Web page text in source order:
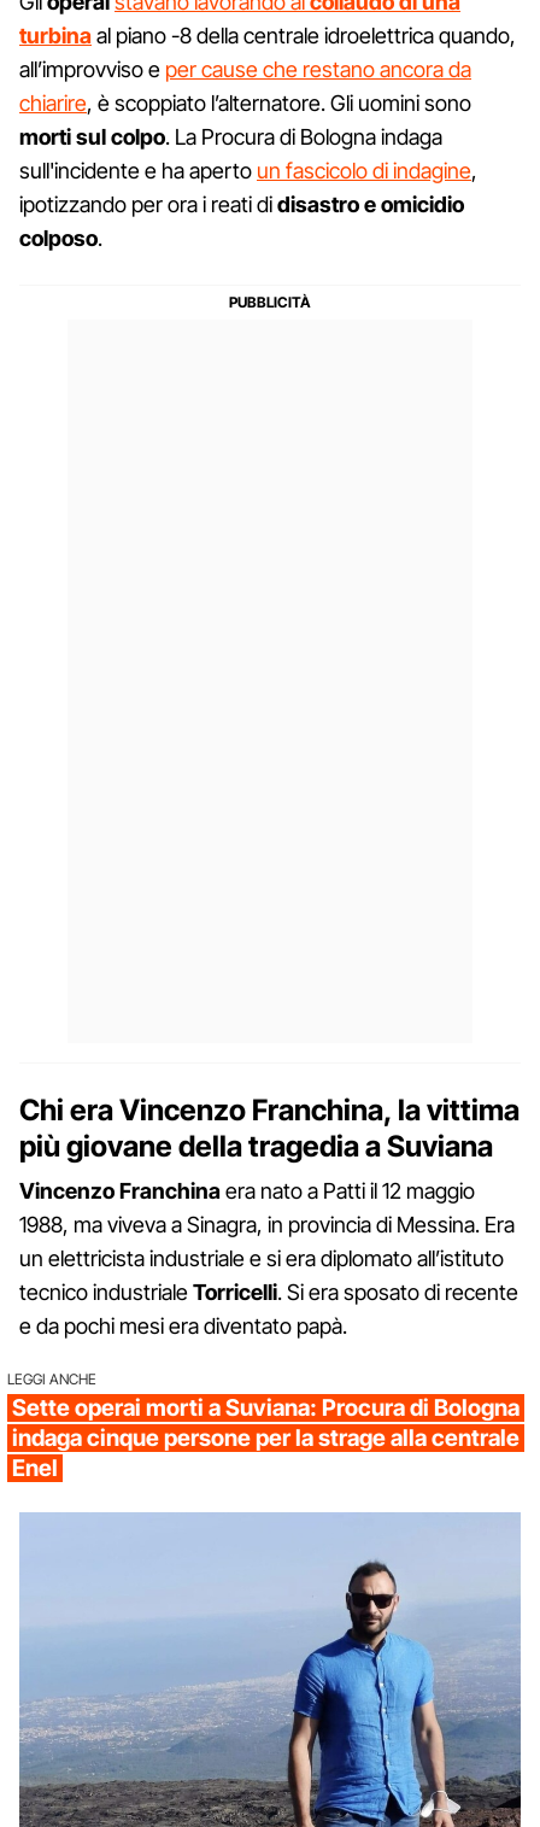
turbinaal piano -8 della centrale idroelettrica quando,
all’improvviso e per cause che restano ancora da
chiarire, è scoppiato l’alternatore. Gli uomini sono
morti sul colpo. La Procura di Bologna indaga
sull'incidente e ha aperto un fascicolo di indagine,
ipotizzando per ora i reati didisastro e omicidio
colposo.
Chi era Vincenzo Franchina, la vittima
più giovane della tragedia a Suviana
Vincenzo Franchinaera nato a Patti il 12 maggio
1988, ma viveva a Sinagra, in provincia di Messina. Era
un elettricista industriale e si era diplomato all’istituto
tecnico industrialeTorricelli. Si era sposato di recente
e da pochi mesi era diventato papà.
LEGGI ANCHE
Sette operai morti a Suviana: Procura di Bologna
indaga cinque persone per la strage alla centrale
Enel